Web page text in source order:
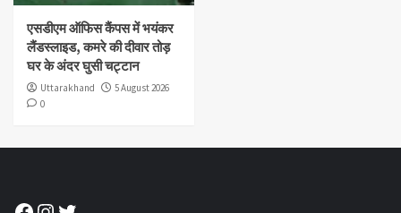
एसडीएम ऑफिस कैंपस में भयंकर
लैंडस्लाइड, कमरे की दीवार तोड़
घर के अंदर घुसी चट्टान
Uttarakhand
5 August 2026
0